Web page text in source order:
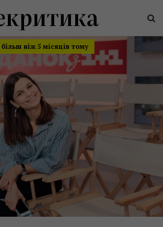
більш ніж 5 місяців тому